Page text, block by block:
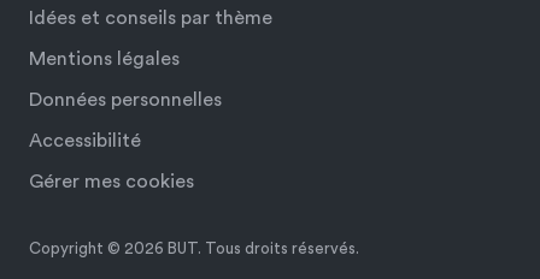
Idées et conseils par thème
Mentions légales
Données personnelles
Accessibilité
Gérer mes cookies
Copyright © 2026 BUT. Tous droits réservés.